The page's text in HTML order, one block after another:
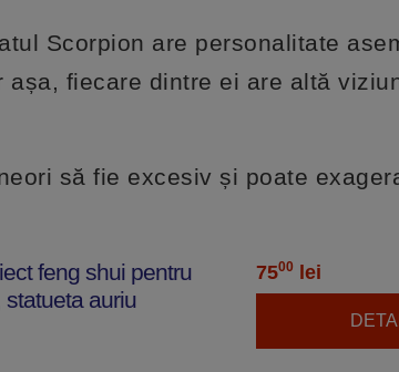
Scorpion are personalitate
fiecare dintre ei are altă
să fie excesiv și poate
feng shui pentru
statueta auriu
7500 lei